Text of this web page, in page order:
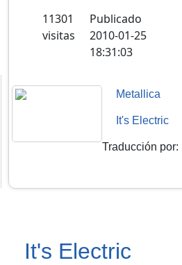
11301
visitas
Publicado
2010-01-25
18:31:03
Metallica
It's Electric
Traducción por:
It's Electric